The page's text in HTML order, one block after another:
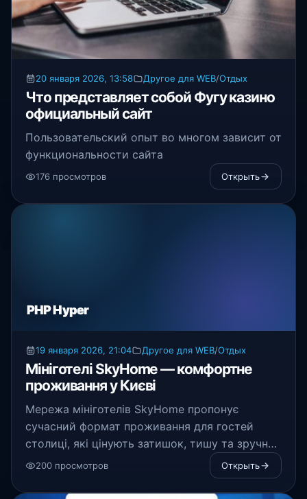
20 января 2026, 13:58 Другое для WEB/Отдых
Что представляет собой Фугу казино
официальный сайт
Пользовательский опыт во многом зависит от
функциональности сайта
176 просмотров Открыть
PHP Hyper
19 января 2026, 21:04 Другое для WEB/Отдых
Мініготелі SkyHome — комфортне
проживання у Києві
Мережа мініготелів SkyHome пропонує
сучасний формат проживання для гостей
столиці, які цінують затишок, тишу та зручне
розташування
200 просмотров Открыть